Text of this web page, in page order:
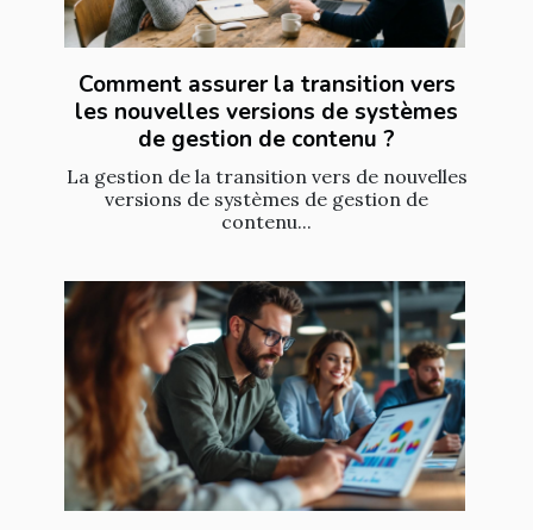
Comment assurer la transition vers
les nouvelles versions de systèmes
de gestion de contenu ?
La gestion de la transition vers de nouvelles
versions de systèmes de gestion de
contenu...